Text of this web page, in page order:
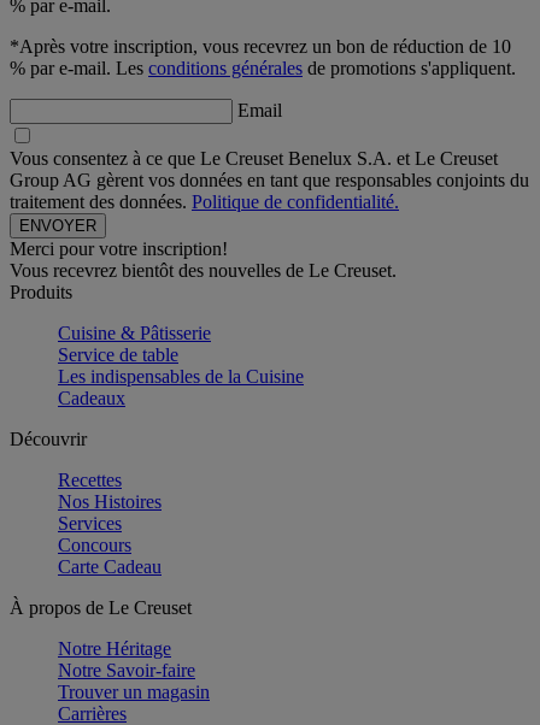
% par e-mail.
*Après votre inscription, vous recevrez un bon de réduction de 10
% par e-mail. Les conditions générales de promotions s'appliquent.
Email
Vous consentez à ce que Le Creuset Benelux S.A. et Le Creuset
Group AG gèrent vos données en tant que responsables conjoints du
traitement des données. Politique de confidentialité.
Merci pour votre inscription!
Vous recevrez bientôt des nouvelles de Le Creuset.
Produits
Cuisine & Pâtisserie
Service de table
Les indispensables de la Cuisine
Cadeaux
Découvrir
Recettes
Nos Histoires
Services
Concours
Carte Cadeau
À propos de Le Creuset
Notre Héritage
Notre Savoir-faire
Trouver un magasin
Carrières